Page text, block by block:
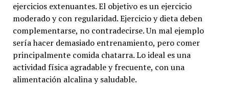
ejercicios extenuantes. El objetivo es un ejercicio
moderado y con regularidad. Ejercicio y dieta deben
complementarse, no contradecirse. Un mal ejemplo
sería hacer demasiado entrenamiento, pero comer
principalmente comida chatarra. Lo ideal es una
actividad física agradable y frecuente, con una
alimentación alcalina y saludable.